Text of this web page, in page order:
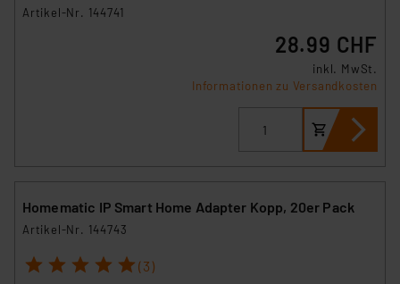
Artikel-Nr. 144741
28.99 CHF
inkl. MwSt.
Informationen zu Versandkosten
Homematic IP Smart Home Adapter Kopp, 20er Pack
Artikel-Nr. 144743
1 2 3 4 5 (3)